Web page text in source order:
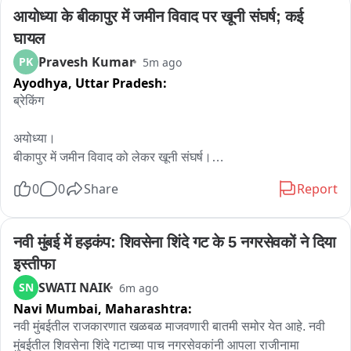
अनियमितता मिलने पर कारोबारियों पर जुर्माना और कानूनी कार्रवाई होगी
आयोध्या के बीकापुर में जमीन विवाद पर खूनी संघर्ष; कई
घायल
PK Pravesh Kumar 5m ago
Ayodhya, Uttar Pradesh:
ब्रेकिंग
अयोध्या।
बीकापुर में जमीन विवाद को लेकर खूनी संघर्ष।
मोतीगंज पुलिस चौकी क्षेत्र के जोहन चितई मिश्र का पुरवा गांव का मामला।
दो पक्षों के बीच जमीन के एक टुकड़े को लेकर लंबे समय से विवाद चल रहा
था।
शुक्रवार को कहासुनी के बाद दोनों पक्ष आमने-सामने आ गए।
विवाद बढ़ने पर लाठी-डंडों, लोहे की रॉड और धारदार हथियारों से हमला
किया गया।
0 0 Share Report
नवी मुंबई में हड़कंप: शिवसेना शिंदे गट के 5 नगरसेवकों ने दिया
इस्तीफा
SN SWATI NAIK 6m ago
Navi Mumbai, Maharashtra:
नवी मुंबईतील राजकारणात खळबळ माजवणारी बातमी समोर येत आहे. नवी
मुंबईतील शिवसेना शिंदे गटाच्या पाच नगरसेवकांनी आपला राजीनामा